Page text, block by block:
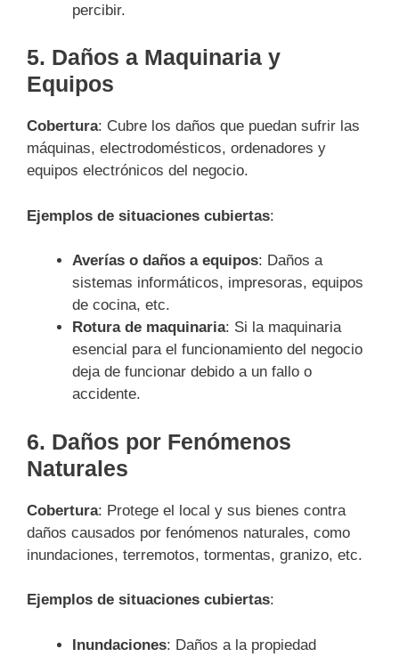
percibir.
5. Daños a Maquinaria y
Equipos
Cobertura: Cubre los daños que puedan sufrir las
máquinas, electrodomésticos, ordenadores y
equipos electrónicos del negocio.
Ejemplos de situaciones cubiertas:
Averías o daños a equipos: Daños a
sistemas informáticos, impresoras, equipos
de cocina, etc.
Rotura de maquinaria: Si la maquinaria
esencial para el funcionamiento del negocio
deja de funcionar debido a un fallo o
accidente.
6. Daños por Fenómenos
Naturales
Cobertura: Protege el local y sus bienes contra
daños causados por fenómenos naturales, como
inundaciones, terremotos, tormentas, granizo, etc.
Ejemplos de situaciones cubiertas:
Inundaciones: Daños a la propiedad